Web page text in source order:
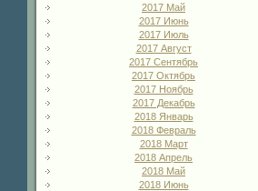
2017 Май
2017 Июнь
2017 Июль
2017 Август
2017 Сентябрь
2017 Октябрь
2017 Ноябрь
2017 Декабрь
2018 Январь
2018 Февраль
2018 Март
2018 Апрель
2018 Май
2018 Июнь